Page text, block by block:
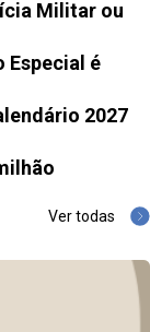
Militar ou
Especial é
2027
Ver todas